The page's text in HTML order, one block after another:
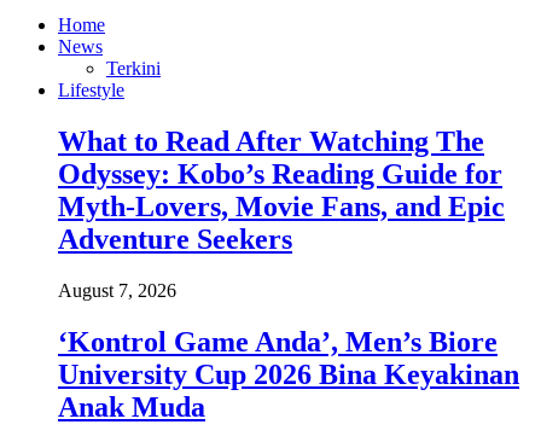
Home
News
Terkini
Lifestyle
What to Read After Watching The
Odyssey: Kobo’s Reading Guide for
Myth-Lovers, Movie Fans, and Epic
Adventure Seekers
August 7, 2026
‘Kontrol Game Anda’, Men’s Biore
University Cup 2026 Bina Keyakinan
Anak Muda